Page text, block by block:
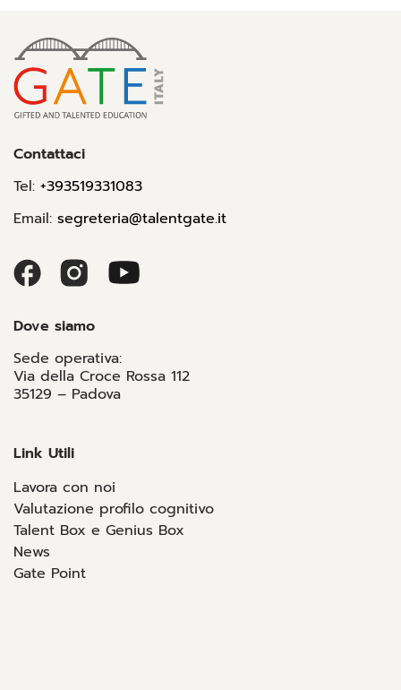
Contattaci
Tel: +393519331083
Email: segreteria@talentgate.it
Dove siamo
Sede operativa:
Via della Croce Rossa 112
35129 – Padova
Link Utili
Lavora con noi
Valutazione profilo cognitivo
Talent Box e Genius Box
News
Gate Point